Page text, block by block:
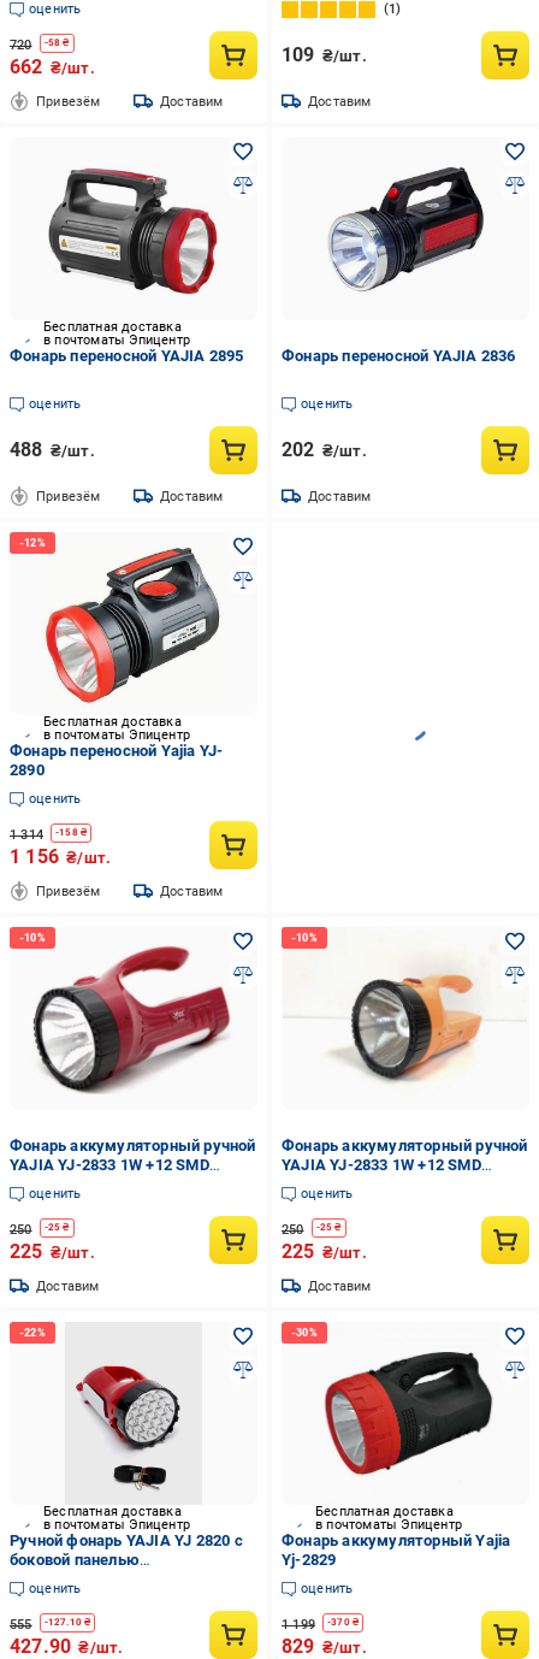
оценить
720 -58 ₴
662 ₴/шт.
Привезём Доставим
1
109 ₴/шт.
Доставим
Бесплатная доставка
в почтоматы Эпицентр
Фонарь переносной YAJIA 2895
оценить
488 ₴/шт.
Привезём Доставим
Фонарь переносной YAJIA 2836
оценить
202 ₴/шт.
Доставим
Бесплатная доставка
в почтоматы Эпицентр
Фонарь переносной Yajia YJ-
2890
оценить
1 314 -158₴
1 156 ₴/шт.
Привезём Доставим
Фонарь аккумуляторный ручной
YAJIA YJ-2833 1W +12 SMD
Красный (12400513)
оценить
250 -25 ₴
225 ₴/шт.
Доставим
Фонарь аккумуляторный ручной
YAJIA YJ-2833 1W +12 SMD
Оранжевый (12400473)
оценить
250 -25 ₴
225 ₴/шт.
Доставим
Бесплатная доставка
в почтоматы Эпицентр
Ручной фонарь YAJIA YJ 2820 с
боковой панелью
аккумуляторный Красный
(13027267)
оценить
555 -127.10 ₴
427.90 ₴/шт.
Бесплатная доставка
в почтоматы Эпицентр
Фонарь аккумуляторный Yajia
Yj-2829
оценить
1 199 -370₴
829 ₴/шт.